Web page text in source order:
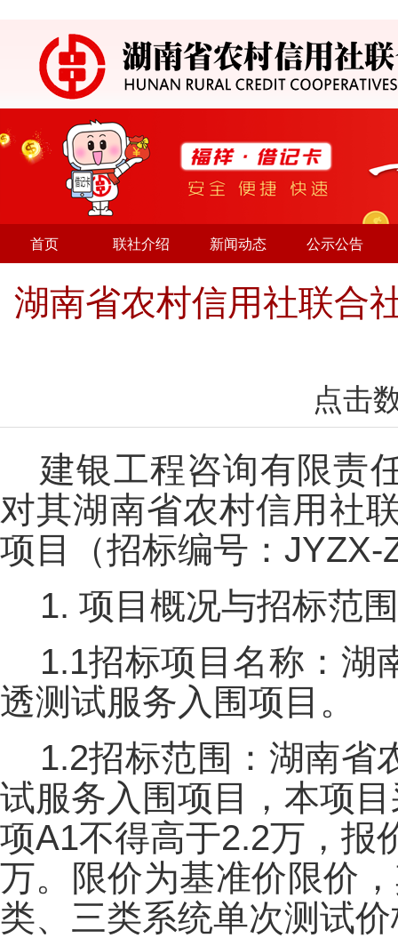
首页 联社介绍 新闻动态 公示公告
湖南省农村信用社联合
点击
建银工程咨询有限责
对其湖南省农村信用社
项目（招标编号：JYZX-
1. 项目概况与招标范围
1.1招标项目名称：湖
透测试服务入围项目。
1.2招标范围：湖南省
试服务入围项目，本项
项A1不得高于2.2万，报
万。限价为基准价限价
类、三类系统单次测试